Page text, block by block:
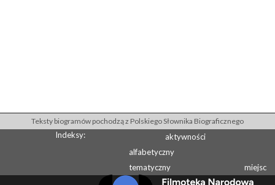
Teksty biogramów pochodzą z Polskiego Słownika Biograficznego
Indeksy:
aktywności
alfabetyczny
tematyczny
miejsc